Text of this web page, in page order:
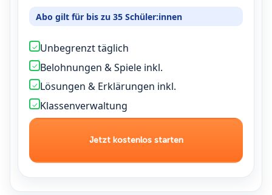
Abo gilt für bis zu 35 Schüler:innen
✓ Unbegrenzt täglich
✓ Belohnungen & Spiele inkl.
✓ Lösungen & Erklärungen inkl.
✓ Klassenverwaltung
Jetzt kostenlos starten